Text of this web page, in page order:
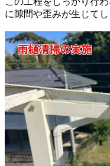
に隙間や歪みが生じてし